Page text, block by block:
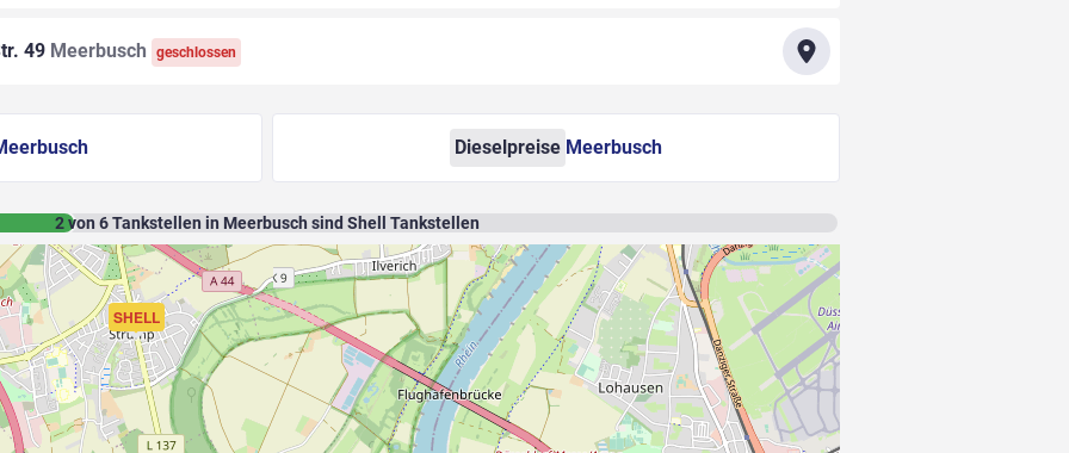
49 Meerbusch geschlossen
Dieselpreise Meerbusch
2von 6Tankstellen in Meerbusch sind Shell Tankstellen
SHELL